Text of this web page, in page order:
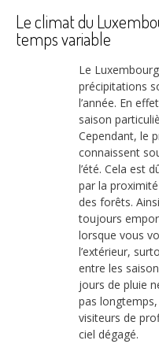
Le climat du
temps variable
Le
précipitations
l’année. En
saison
Cependant, le
connaissent
l’été. Cela est
par la
des forêts.
toujours
lorsque vous
l’extérieur,
entre les
jours de pluie
pas
visiteurs de
ciel dégagé.